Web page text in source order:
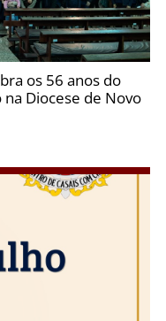
os 56 anos do
Diocese de Novo